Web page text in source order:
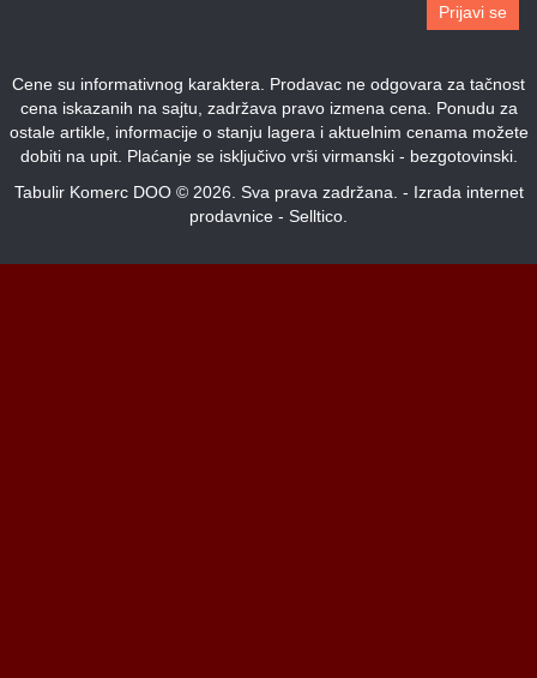
Prijavi se
Cene su informativnog karaktera. Prodavac ne odgovara za tačnost
cena iskazanih na sajtu, zadržava pravo izmena cena. Ponudu za
ostale artikle, informacije o stanju lagera i aktuelnim cenama možete
dobiti na upit. Plaćanje se isključivo vrši virmanski - bezgotovinski.
Tabulir Komerc DOO © 2026. Sva prava zadržana. - Izrada internet
prodavnice - Selltico.